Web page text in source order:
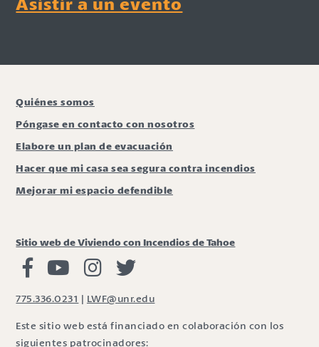
Quiénes somos
Póngase en contacto con nosotros
Elabore un plan de evacuación
Hacer que mi casa sea segura contra incendios
Mejorar mi espacio defendible
Sitio web de Viviendo con Incendios de Tahoe
Viviendo con Incendios Facebook
Vivir con fuego Youtube
Vivir con fuego Instagram
775.336.0231 | LWF@unr.edu
Este sitio web está financiado en colaboración con los
siguientes patrocinadores: